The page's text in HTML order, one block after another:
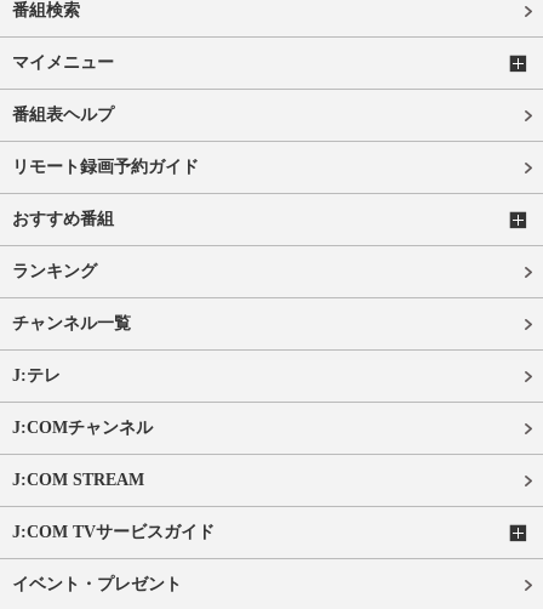
番組検索
マイメニュー
番組表ヘルプ
リモート録画予約ガイド
おすすめ番組
ランキング
チャンネル一覧
J:テレ
J:COMチャンネル
J:COM STREAM
J:COM TVサービスガイド
イベント・プレゼント